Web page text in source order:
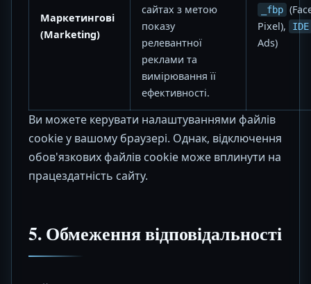
Маркетингові
(Marketing)
сайтах з метою
показу
релевантної
реклами та
вимірювання її
ефективності.
_fbp
Pixel),
IDE
Ads)
Ви можете керувати налаштуваннями файлів
cookie у вашому браузері. Однак, відключення
обов'язкових файлів cookie може вплинути на
працездатність сайту.
5. Обмеження відповідальності